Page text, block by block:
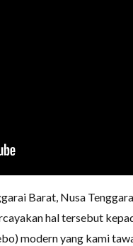
Barat, Nusa
hal tersebut
modern yang kami